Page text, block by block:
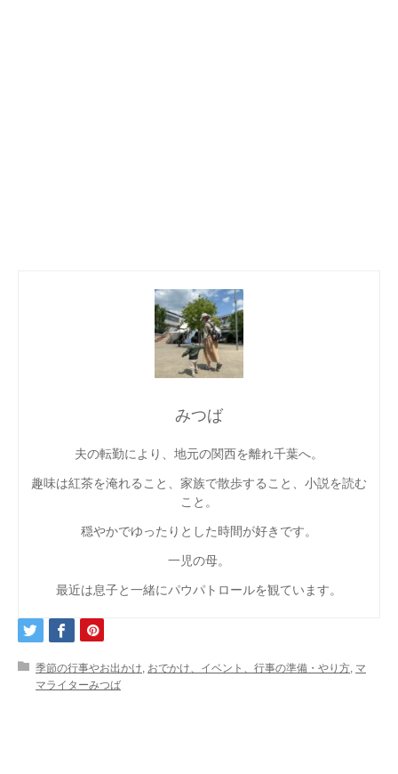
みつば
夫の転勤により、地元の関西を離れ千葉へ。
趣味は紅茶を淹れること、家族で散歩すること、小説を読む
こと。
穏やかでゆったりとした時間が好きです。
一児の母。
最近は息子と一緒にパウパトロールを観ています。
季節の行事やお出かけ おでかけ、イベント、行事の準備・やり方 マ
マライターみつば